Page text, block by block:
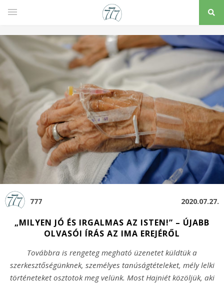
777 2020.07.27.
„MILYEN JÓ ÉS IRGALMAS AZ ISTEN!” – ÚJABB
OLVASÓI ÍRÁS AZ IMA EREJÉRŐL
Továbbra is rengeteg megható üzenetet küldtük a
szerkesztőségünknek, személyes tanúságtételeket, mély lelki
történeteket osztotok meg velünk. Most Hajniét közöljük, aki